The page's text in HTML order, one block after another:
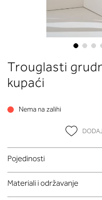
to
the
beginning
the
Trouglasti
kupaći
Nema na zalihi
Pojedinosti
Materiali i održavanje